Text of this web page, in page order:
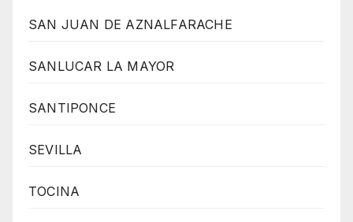
SAN JUAN DE AZNALFARACHE
SANLUCAR LA MAYOR
SANTIPONCE
SEVILLA
TOCINA